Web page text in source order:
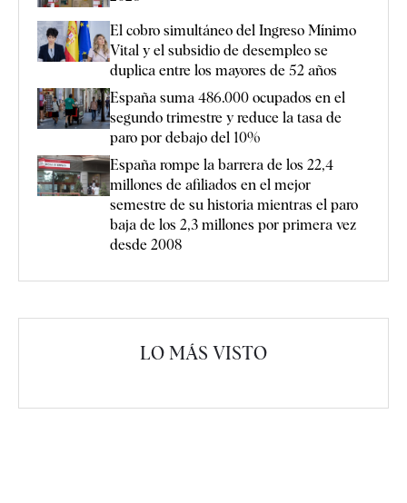
El cobro simultáneo del Ingreso Mínimo
Vital y el subsidio de desempleo se
duplica entre los mayores de 52 años
España suma 486.000 ocupados en el
segundo trimestre y reduce la tasa de
paro por debajo del 10%
España rompe la barrera de los 22,4
millones de afiliados en el mejor
semestre de su historia mientras el paro
baja de los 2,3 millones por primera vez
desde 2008
LO MÁS VISTO